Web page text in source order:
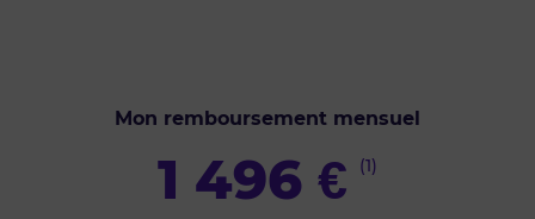
Mon remboursement mensuel
1 496 € (1)